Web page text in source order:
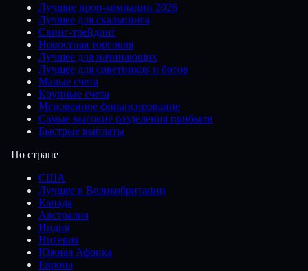
Лучшие проп-компании 2026
Лучшее для скальпинга
Свинг-трейдинг
Новостная торговля
Лучшее для начинающих
Лучшее для советников и ботов
Малые счета
Крупные счета
Мгновенное финансирование
Самые высокие разделения прибыли
Быстрые выплаты
По стране
США
Лучшее в Великобритании
Канада
Австралия
Индия
Нигерия
Южная Африка
Европа